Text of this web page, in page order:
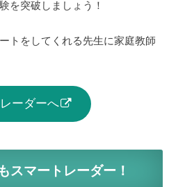
を突破しましょう！
トをしてくれる先生に家庭教師
ーダーへ
スマートレーダー！